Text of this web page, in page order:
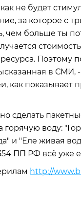
не будет
за которое с
чем больше ты
Поэтому
в СМИ, -
как показывает
сделать
воду:
и "Еле живая
ПП РФ всё уже
http://